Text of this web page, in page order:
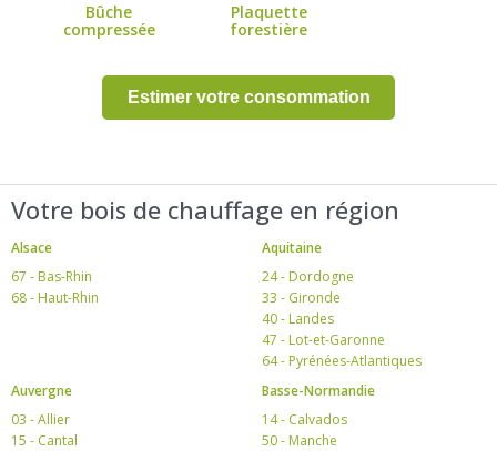
Bûche
compressée
Plaquette
forestière
Votre bois de chauffage en région
Alsace
67 - Bas-Rhin
68 - Haut-Rhin
Aquitaine
24 - Dordogne
33 - Gironde
40 - Landes
47 - Lot-et-Garonne
64 - Pyrénées-Atlantiques
Auvergne
03 - Allier
15 - Cantal
Basse-Normandie
14 - Calvados
50 - Manche